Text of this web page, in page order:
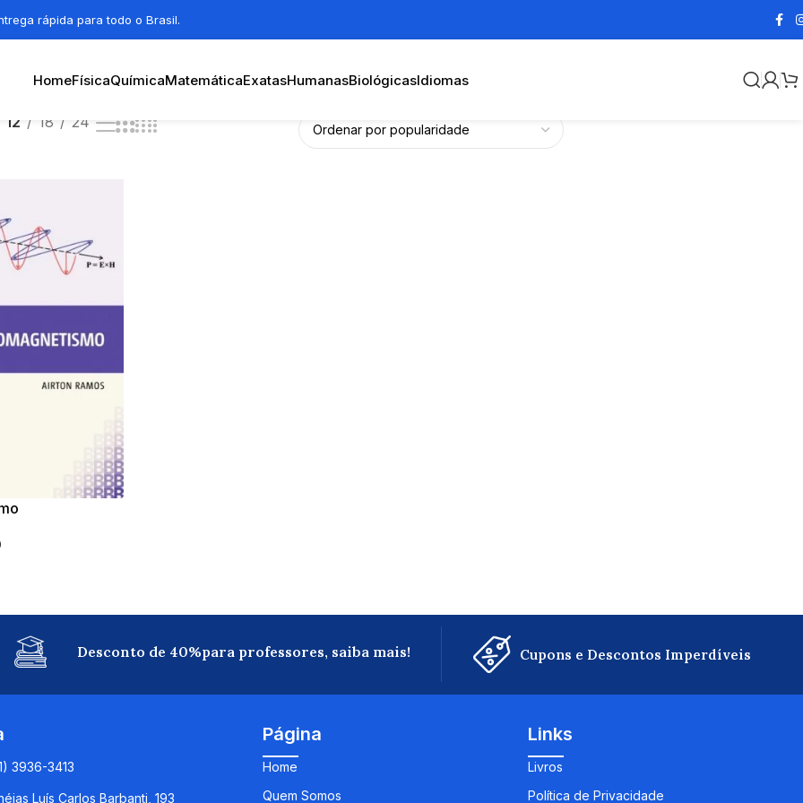
rápida para todo o Brasil.
HomeFísicaQuímicaMatemáticaExatasHumanasBiológicasIdiomas
12 18 24
Desconto de 40%para professores, saiba mais! Cupons e Descontos Imperdíveis
3936-3413
Luís Carlos Barbanti, 193
Página
Home
Quem Somos
Links
Livros
Política de Privacidade